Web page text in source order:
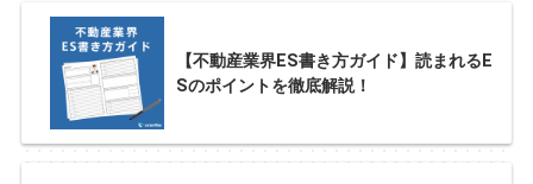
【不動産業界ES書き方ガイド】読まれるE
Sのポイントを徹底解説！